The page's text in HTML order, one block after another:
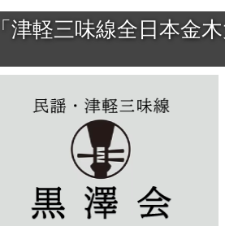
「津軽三味線全日本金